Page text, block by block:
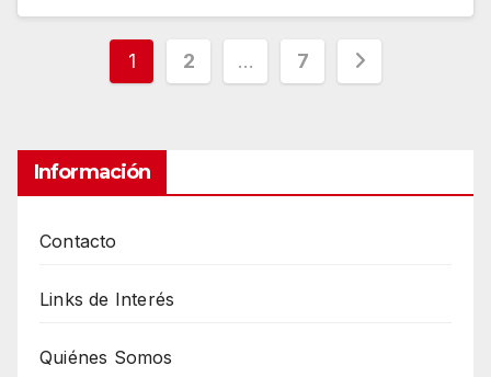
Paginación
entradas
1 2 … 7
Información
Contacto
Links de Interés
Quiénes Somos